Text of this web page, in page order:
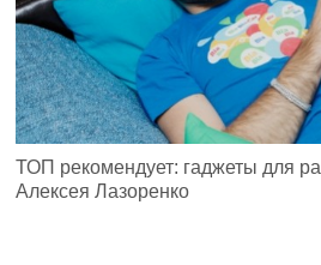
ТОП рекомендует: гаджеты для
Алексея Лазоренко